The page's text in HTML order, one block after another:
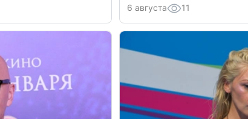
6 августа 11